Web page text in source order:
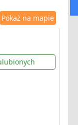
Pokaż na mapie